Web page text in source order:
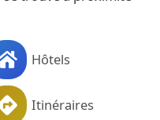
Hôtels
Itinéraires